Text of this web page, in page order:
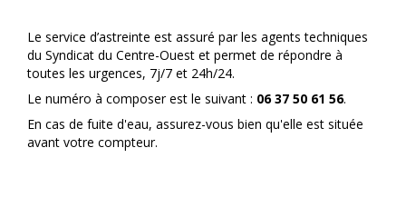
Le service d’astreinte est assuré par les agents techniques
du Syndicat du Centre-Ouest et permet de répondre à
toutes les urgences, 7j/7 et 24h/24.
Le numéro à composer est le suivant : 06 37 50 61 56.
En cas de fuite d'eau, assurez-vous bien qu'elle est située
avant votre compteur.